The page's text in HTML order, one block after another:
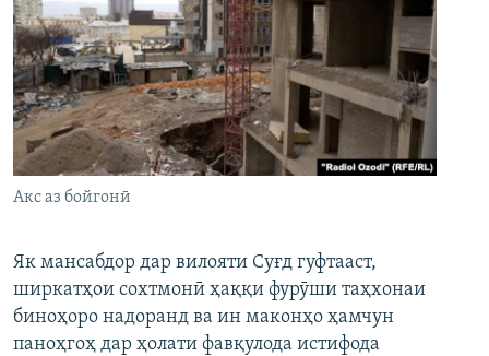
Акс аз бойгонӣ
Як мансабдор дар вилояти Суғд гуфтааст,
ширкатҳои сохтмонӣ ҳаққи фурӯши таҳхонаи
биноҳоро надоранд ва ин маконҳо ҳамчун
паноҳгоҳ дар ҳолати фавқулода истифода